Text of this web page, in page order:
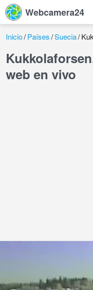
Webcamera24
Inicio Países Suecia
web en vivo